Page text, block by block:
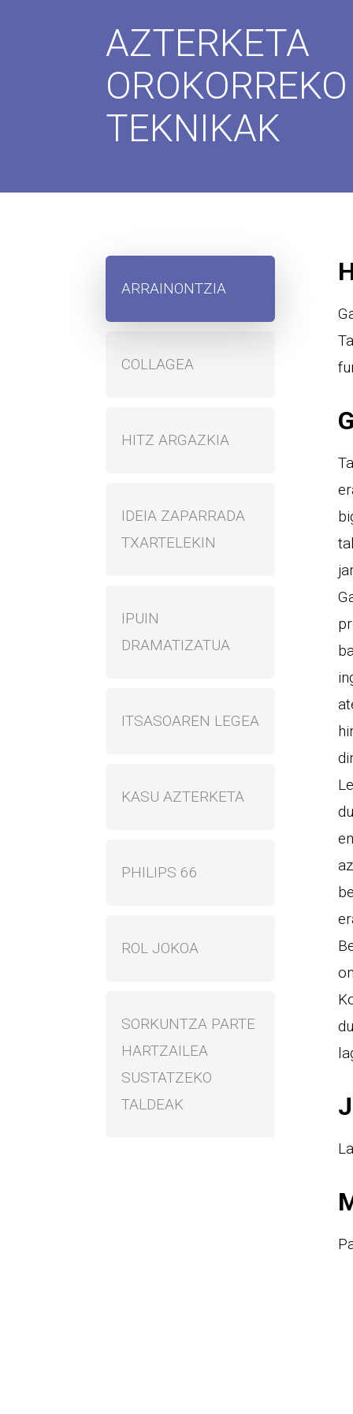
AZTERKETA
OROKORREKO
TEKNIKAK
ARRAINONTZIA
COLLAGEA
HITZ ARGAZKIA
IDEIA ZAPARRADA
TXARTELEKIN
IPUIN
DRAMATIZATUA
ITSASOAREN LEGEA
KASU AZTERKETA
PHILIPS 66
ROL JOKOA
SORKUNTZA PARTE
HARTZAILEA
SUSTATZEKO
TALDEAK